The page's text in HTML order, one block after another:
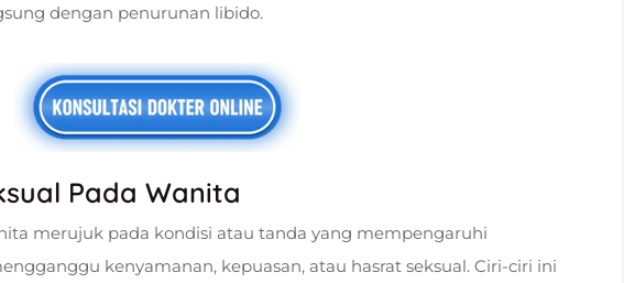
dengan penurunan libido.
Pada Wanita
merujuk pada kondisi atau tanda yang mempengaruhi
kenyamanan, kepuasan, atau hasrat seksual. Ciri-ciri ini